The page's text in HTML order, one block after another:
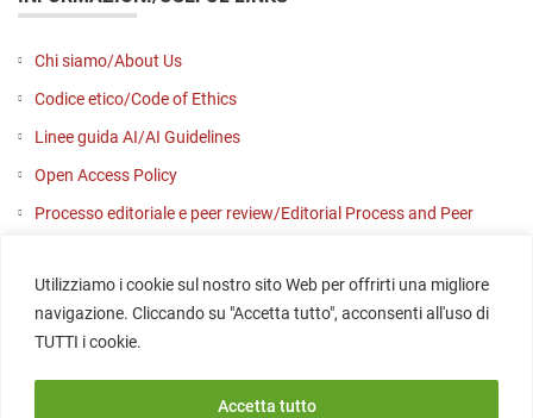
Utilizziamo i cookie sul nostro sito Web per offrirti una migliore
navigazione. Cliccando su "Accetta tutto", acconsenti all'uso di
TUTTI i cookie.
Accetta tutto
Chi siamo/About Us
Codice etico/Code of Ethics
Linee guida AI/AI Guidelines
Open Access Policy
Processo editoriale e peer review/Editorial Process and Peer
Contattaci/Contact us
SOCIAL